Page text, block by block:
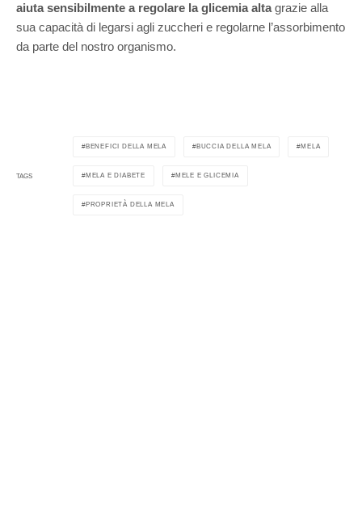
aiuta sensibilmente a regolare la glicemia altagrazie alla
sua capacità di legarsi agli zuccheri e regolarne l’assorbimento
da parte del nostro organismo.
TAGS
BENEFICI DELLA MELA BUCCIA DELLA MELA MELA
MELA E DIABETE MELE E GLICEMIA
PROPRIETÀ DELLA MELA